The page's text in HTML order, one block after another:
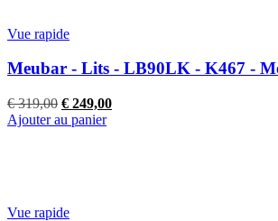
Vue rapide
Meubar - Lits - LB90LK - K467 -
€319,00 Le
prix
€ 249,00Le
Ajouter au panier
Vue rapide